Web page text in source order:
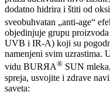
dodatno hidrira i štiti od
sveobuhvatan „anti-age“
objedinjuje grupu
UVB i IR-A) koji su
namenjeni svim uzrastima.
vidu BURЯA® SUN
spreja, usvojite i zdrave
saveta: